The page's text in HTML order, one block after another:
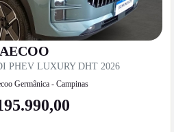
PHEV LUXURY DHT 2026
Germânica - Campinas